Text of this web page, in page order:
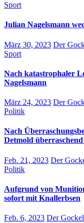
Sport
Julian Nagelsmann
März 30, 2023 Der
Sport
Nach katastrophaler
Nagelsmann
März 24, 2023 Der
Politik
Nach
Detmold
Feb. 21, 2023 Der
Politik
Aufgrund von
sofort mit Knallerbsen
Feb. 6, 2023 Der Gockel